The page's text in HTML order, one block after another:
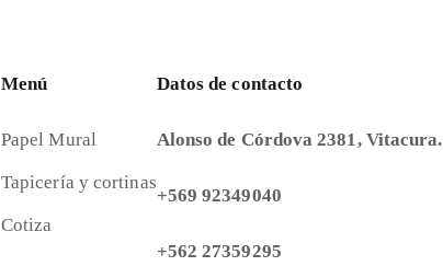
Menú
Papel Mural
Tapicería y cortinas
Cotiza
Datos de contacto
Alonso de Córdova 2381, Vitacura.
+569 92349040
+562 27359295